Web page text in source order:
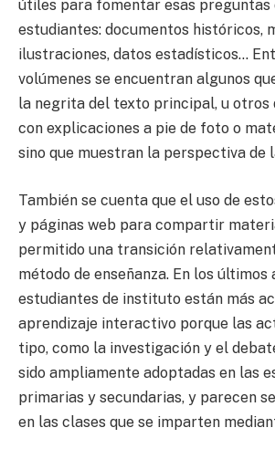
útiles para fomentar esas preguntas
estudiantes: documentos históricos,
ilustraciones, datos estadísticos…
volúmenes se encuentran algunos
la negrita del texto principal, u otros
con explicaciones a pie de foto o
sino que muestran la perspectiva de
También se cuenta que el uso de
y páginas web para compartir
permitido una transición
método de enseñanza. En los últimos
estudiantes de instituto están más
aprendizaje interactivo porque las
tipo, como la investigación y el
sido ampliamente adoptadas en las
primarias y secundarias, y parecen
en las clases que se imparten